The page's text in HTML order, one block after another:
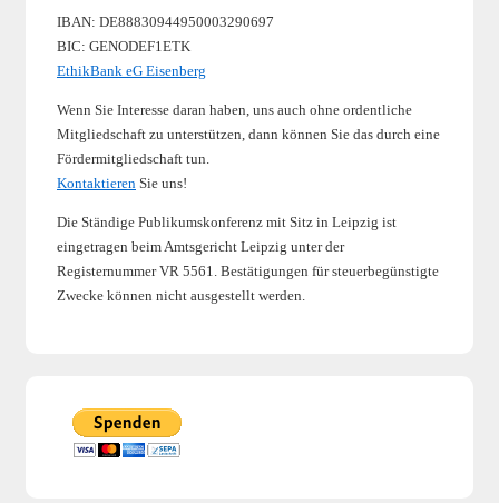
IBAN: DE88830944950003290697
BIC: GENODEF1ETK
EthikBank eG Eisenberg
Wenn Sie Interesse daran haben, uns auch ohne ordentliche
Mitgliedschaft zu unterstützen, dann können Sie das durch eine
Fördermitgliedschaft tun.
Kontaktieren Sie uns!
Die Ständige Publikumskonferenz mit Sitz in Leipzig ist
eingetragen beim Amtsgericht Leipzig unter der
Registernummer VR 5561. Bestätigungen für steuerbegünstigte
Zwecke können nicht ausgestellt werden.